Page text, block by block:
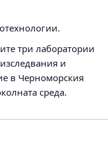
три лаборатории
и
в Черноморския
среда.